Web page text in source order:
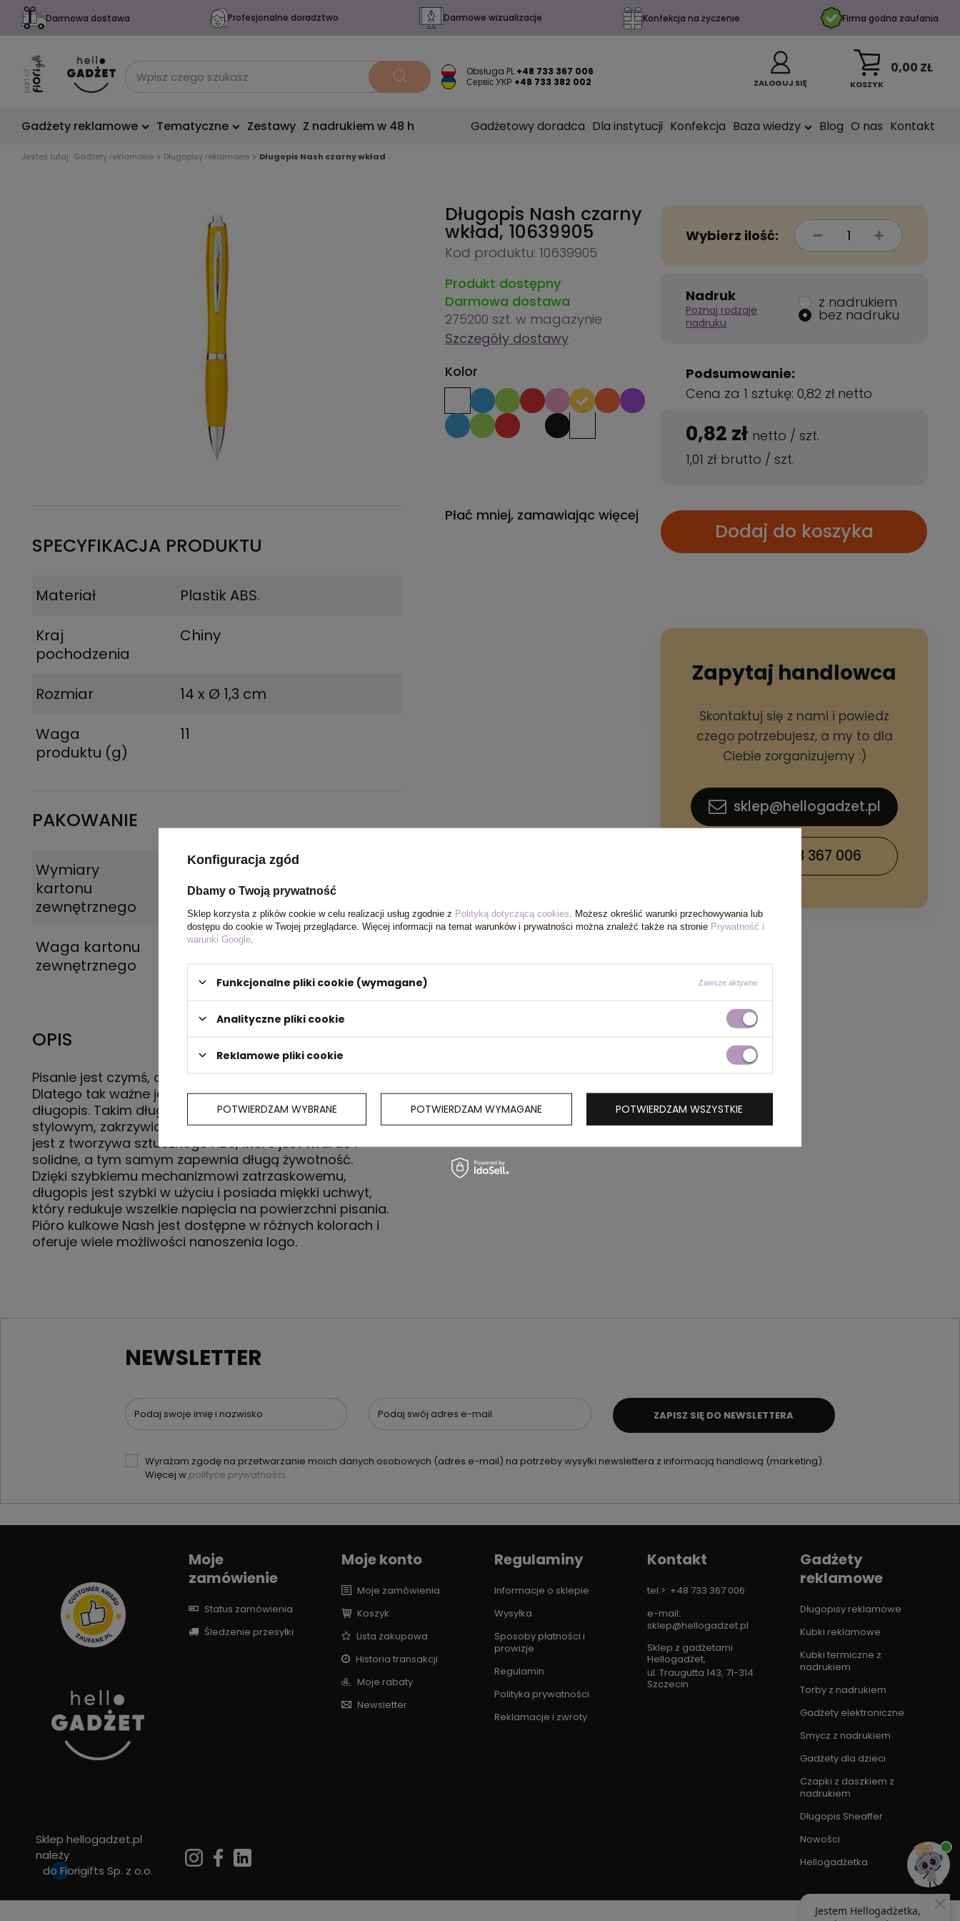
Darmowa dostawa Profesjonalne doradztwo Darmowe wizualizacje Konfekcja na życzenie Firma godna zaufania
Obsługa PL +48 733 367 006
Сервіс УКР +48 733 382 002 ZALOGUJ SIĘ KOSZYK
0,00 ZŁ
Gadżety reklamowe Tematyczne Zestawy Z nadrukiem w 48 h Gadżetowy doradca Dla instytucji Konfekcja Baza wiedzy Blog O nas Kontakt
Jesteś tutaj: Gadżety reklamowe Długopisy reklamowe Długopis Nash czarny wkład
SPECYFIKACJA PRODUKTU
Materiał
Plastik ABS.
Kraj
pochodzenia
Chiny
Rozmiar
14 x Ø 1,3 cm
Waga
produktu (g)
11
PAKOWANIE
Wymiary
kartonu
zewnętrznego
16 x 53 x 20 cm
Waga kartonu
zewnętrznego
6 kg
OPIS
Pisanie jest czymś, co ludzie robią prawie codziennie.
Dlatego tak ważne jest, aby mieć do tego niezawodny
długopis. Takim długopisem jest Nash ballpoint o
stylowym, zakrzywionym designie. Długopis wykonany
jest z tworzywa sztucznego ABS, które jest twarde i
solidne, a tym samym zapewnia długą żywotność.
Dzięki szybkiemu mechanizmowi zatrzaskowemu,
długopis jest szybki w użyciu i posiada miękki uchwyt,
który redukuje wszelkie napięcia na powierzchni pisania.
Pióro kulkowe Nash jest dostępne w różnych kolorach i
oferuje wiele możliwości nanoszenia logo.
Długopis Nash czarny
wkład, 10639905
Kod produktu: 10639905
Produkt dostępny
Darmowa dostawa
275200 szt. w magazynie
Szczegóły dostawy
Kolor
Płać mniej, zamawiając więcej
Wybierz ilość:
Nadruk
Poznaj rodzaje
nadruku
z nadrukiem
bez nadruku
Podsumowanie:
Cena za 1 sztukę:0,82 zł netto
0,82 zł netto /szt.
1,01 zł brutto /szt.
Dodaj do koszyka
Zapytaj handlowca
Skontaktuj się z nami i powiedz
czego potrzebujesz, a my to dla
Ciebie zorganizujemy :)
sklep@hellogadzet.pl
+48 733 367 006
NEWSLETTER
Podaj swoje imię i nazwisko Podaj swój adres e-mail
Wyrażam zgodę na przetwarzanie moich danych osobowych (adres e-mail) na potrzeby wysyłki newslettera z informacją handlową (marketing).
Więcej w polityce prywatności.
ZAPISZ SIĘ DO NEWSLETTERA
Sklep hellogadzet.pl
należy
do Fiorigifts Sp. z o.o.
Moje
zamówienie
Status zamówienia
Śledzenie przesyłki
Moje konto
Moje zamówienia
Koszyk
Lista zakupowa
Historia transakcji
Moje rabaty
Newsletter
Regulaminy
Informacje o sklepie
Wysyłka
Sposoby płatności i
prowizje
Regulamin
Polityka prywatności
Reklamacje i zwroty
Kontakt
tel.>: +48 733 367 006
e-mail:
sklep@hellogadzet.pl
Sklep z gadżetami
Hellogadżet,
ul. Traugutta 143, 71-314
Szczecin
Gadżety
reklamowe
Długopisy reklamowe
Kubki reklamowe
Kubki termiczne z
nadrukiem
Torby z nadrukiem
Gadżety elektroniczne
Smycz z nadrukiem
Gadżety dla dzieci
Czapki z daszkiem z
nadrukiem
Długopis Sheaffer
Nowości
Hellogadżetka
Konfiguracja zgód
Dbamy o Twoją prywatność
Sklep korzysta z plików cookie w celu realizacji usług zgodnie z Polityką dotyczącą cookies . Możesz określić warunki przechowywania lub
dostępu do cookie w Twojej przeglądarce. Więcej informacji na temat warunków i prywatności można znaleźć także na stronie Prywatność i
warunki Google
Funkcjonalne pliki cookie (wymagane) Zawsze aktywne
Analityczne pliki cookie
Reklamowe pliki cookie
POTWIERDZAM WYBRANE POTWIERDZAM WYMAGANE POTWIERDZAM WSZYSTKIE